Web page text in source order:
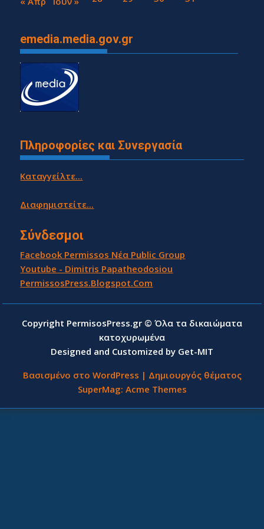
emedia.media.gov.gr
Πληροφορίες και Συνεργασία
Καταγγείλτε...
Διαφημιστείτε...
Σύνδεσμοι
Facebook Permissos Νέα Public Group
Youtube - Dimitris Papatheodosiou
PermissosPress.Blogspot.Com
Copyright PermisosPress.gr © Όλα τα δικαιώματα
κατοχυρωμένα
Designed and Customized by Get-MIT
Βασισμένο στο WordPress | Δημιουργός θέματος
SuperMag: Acme Themes